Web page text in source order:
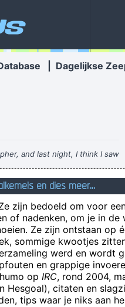
Dagelijkse
and last night, I think I saw
JaggerMick Jagger introducing
Free Your Mind award, Nov.
1999...
one else. She drives me crazy
and I can´t help Marcel
Dè passen nog ni in nen
ummer!
holy fuckballs is this shit?
en dies meer...
zijn bedoeld om voor
of nadenken, om je in de
Ze zijn ontstaan op
sommige kwootjes
werd en wordt
en grappige
op IRC, rond 2004,
Hesgoal), citaten en
tips waar je niks aan